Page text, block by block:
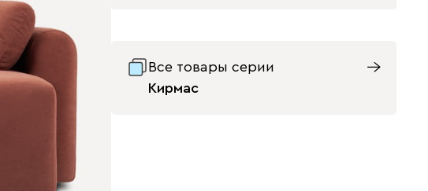
Все товары серии
Кирмас